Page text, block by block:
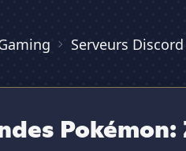
Serveurs
Pokémon:
Es-tu